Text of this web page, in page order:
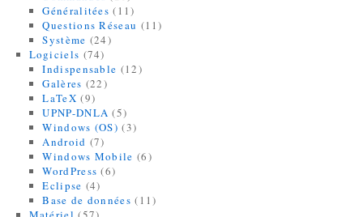
Généralitées (11)
Questions Réseau (11)
Système (24)
Logiciels (74)
Indispensable (12)
Galères (22)
LaTeX (9)
UPNP-DNLA (5)
Windows (OS) (3)
Android (7)
Windows Mobile (6)
WordPress (6)
Eclipse (4)
Base de données (11)